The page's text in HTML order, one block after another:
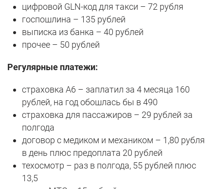
цифровой GLN-код для такси – 72 рубля
госпошлина – 135 рублей
выписка из банка – 40 рублей
прочее – 50 рублей
Регулярные платежи:
страховка А6 – заплатил за 4 месяца 160
рублей, на год обошлась бы в 490
страховка для пассажиров – 29 рублей за
полгода
договор с медиком и механиком – 1,80 рубля
в день плюс предоплата 20 рублей
техосмотр – раз в полгода, 55 рублей плюс
13,5